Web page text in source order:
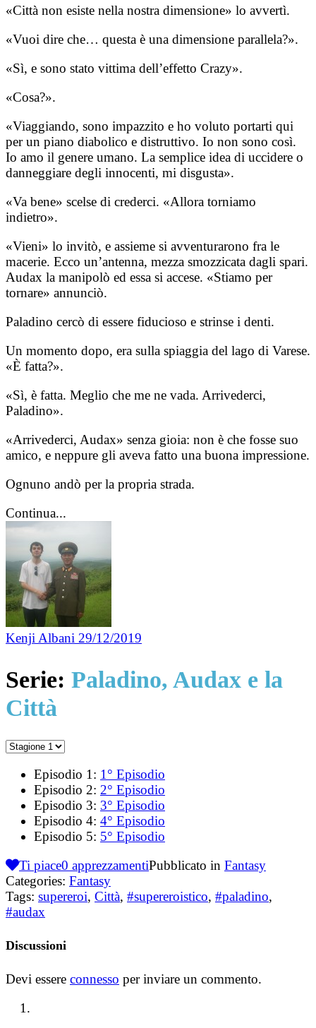
«Città non esiste nella nostra dimensione» lo avvertì.
«Vuoi dire che… questa è una dimensione parallela?».
«Sì, e sono stato vittima dell’effetto Crazy».
«Cosa?».
«Viaggiando, sono impazzito e ho voluto portarti qui
per un piano diabolico e distruttivo. Io non sono così.
Io amo il genere umano. La semplice idea di uccidere o
danneggiare degli innocenti, mi disgusta».
«Va bene» scelse di crederci. «Allora torniamo
indietro».
«Vieni» lo invitò, e assieme si avventurarono fra le
macerie. Ecco un’antenna, mezza smozzicata dagli spari.
Audax la manipolò ed essa si accese. «Stiamo per
tornare» annunciò.
Paladino cercò di essere fiducioso e strinse i denti.
Un momento dopo, era sulla spiaggia del lago di Varese.
«È fatta?».
«Sì, è fatta. Meglio che me ne vada. Arrivederci,
Paladino».
«Arrivederci, Audax» senza gioia: non è che fosse suo
amico, e neppure gli aveva fatto una buona impressione.
Ognuno andò per la propria strada.
Continua...
Kenji Albani 29/12/2019
Serie: Paladino, Audax e la
Città
Episodio 1: 1° Episodio
Episodio 2: 2° Episodio
Episodio 3: 3° Episodio
Episodio 4: 4° Episodio
Episodio 5: 5° Episodio
Ti piace0 apprezzamentiPubblicato in Fantasy
Categories: Fantasy
Tags: supereroi, Città, #supereroistico, #paladino,
#audax
Discussioni
Devi essere connesso per inviare un commento.